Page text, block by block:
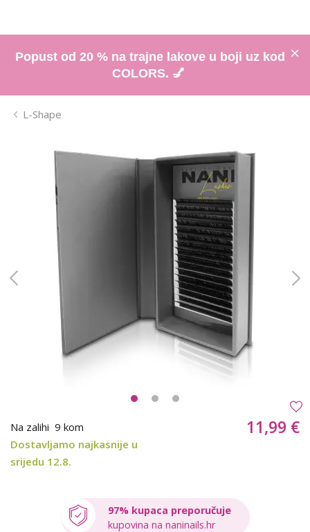
Popust od 20 % na trajne lakove u boji uz kod
COLORS. 💅
L-Shape
Na zalihi 9 kom
Dostavljamo najkasnije u
srijedu 12.8.
11,99 €
97% kupaca preporučuje
kupovina na naninails.hr